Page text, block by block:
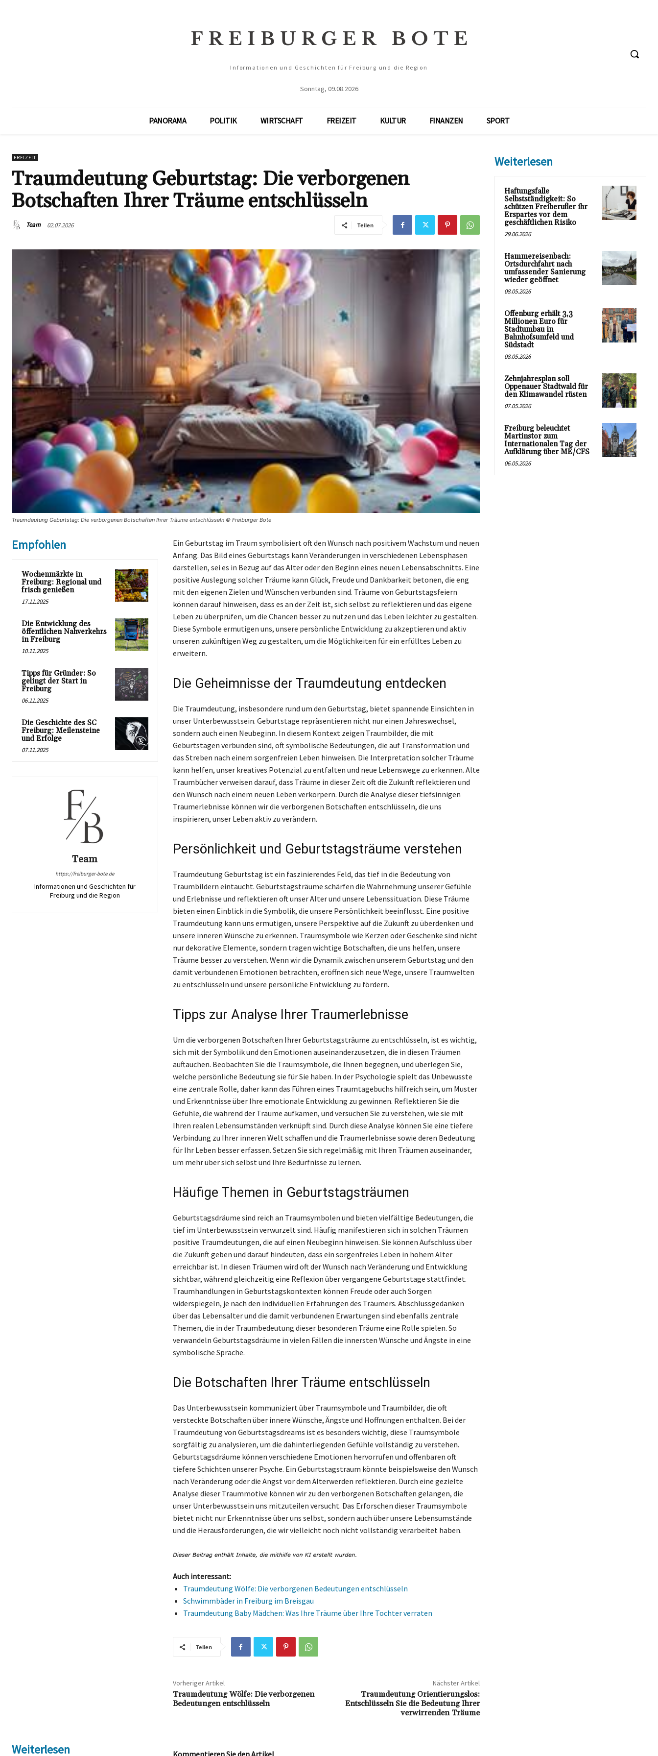
Informationen und Geschichten für Freiburg und die Region
Sonntag, 09.08.2026
PANORAMA POLITIK WIRTSCHAFT FREIZEIT KULTUR FINANZEN SPORT
FREIZEIT
Traumdeutung Geburtstag: Die verborgenen
Botschaften Ihrer Träume entschlüsseln
Team 02.07.2026 Teilen
Traumdeutung Geburtstag: Die verborgenen Botschaften Ihrer Träume entschlüsseln © Freiburger Bote
Empfohlen
Wochenmärkte in
Freiburg: Regional und
frisch genießen
17.11.2025
Die Entwicklung des
öffentlichen Nahverkehrs
in Freiburg
10.11.2025
Tipps für Gründer: So
gelingt der Start in
Freiburg
06.11.2025
Die Geschichte des SC
Freiburg: Meilensteine
und Erfolge
07.11.2025
Team
https://freiburger-bote.de
Informationen und Geschichten für
Freiburg und die Region
Ein Geburtstag im Traum symbolisiert oft den Wunsch nach positivem Wachstum und neuen
Anfang. Das Bild eines Geburtstags kann Veränderungen in verschiedenen Lebensphasen
darstellen, sei es in Bezug auf das Alter oder den Beginn eines neuen Lebensabschnitts. Eine
positive Auslegung solcher Träume kann Glück, Freude und Dankbarkeit betonen, die eng
mit den eigenen Zielen und Wünschen verbunden sind. Träume von Geburtstagsfeiern
können darauf hinweisen, dass es an der Zeit ist, sich selbst zu reflektieren und das eigene
Leben zu überprüfen, um die Chancen besser zu nutzen und das Leben leichter zu gestalten.
Diese Symbole ermutigen uns, unsere persönliche Entwicklung zu akzeptieren und aktiv
unseren zukünftigen Weg zu gestalten, um die Möglichkeiten für ein erfülltes Leben zu
erweitern.
Die Geheimnisse der Traumdeutung entdecken
Die Traumdeutung, insbesondere rund um den Geburtstag, bietet spannende Einsichten in
unser Unterbewusstsein. Geburtstage repräsentieren nicht nur einen Jahreswechsel,
sondern auch einen Neubeginn. In diesem Kontext zeigen Traumbilder, die mit
Geburtstagen verbunden sind, oft symbolische Bedeutungen, die auf Transformation und
das Streben nach einem sorgenfreien Leben hinweisen. Die Interpretation solcher Träume
kann helfen, unser kreatives Potenzial zu entfalten und neue Lebenswege zu erkennen. Alte
Traumbücher verweisen darauf, dass Träume in dieser Zeit oft die Zukunft reflektieren und
den Wunsch nach einem neuen Leben verkörpern. Durch die Analyse dieser tiefsinnigen
Traumerlebnisse können wir die verborgenen Botschaften entschlüsseln, die uns
inspirieren, unser Leben aktiv zu verändern.
Persönlichkeit und Geburtstagsträume verstehen
Traumdeutung Geburtstag ist ein faszinierendes Feld, das tief in die Bedeutung von
Traumbildern eintaucht. Geburtstagsträume schärfen die Wahrnehmung unserer Gefühle
und Erlebnisse und reflektieren oft unser Alter und unsere Lebenssituation. Diese Träume
bieten einen Einblick in die Symbolik, die unsere Persönlichkeit beeinflusst. Eine positive
Traumdeutung kann uns ermutigen, unsere Perspektive auf die Zukunft zu überdenken und
unsere inneren Wünsche zu erkennen. Traumsymbole wie Kerzen oder Geschenke sind nicht
nur dekorative Elemente, sondern tragen wichtige Botschaften, die uns helfen, unsere
Träume besser zu verstehen. Wenn wir die Dynamik zwischen unserem Geburtstag und den
damit verbundenen Emotionen betrachten, eröffnen sich neue Wege, unsere Traumwelten
zu entschlüsseln und unsere persönliche Entwicklung zu fördern.
Tipps zur Analyse Ihrer Traumerlebnisse
Um die verborgenen Botschaften Ihrer Geburtstagsträume zu entschlüsseln, ist es wichtig,
sich mit der Symbolik und den Emotionen auseinanderzusetzen, die in diesen Träumen
auftauchen. Beobachten Sie die Traumsymbole, die Ihnen begegnen, und überlegen Sie,
welche persönliche Bedeutung sie für Sie haben. In der Psychologie spielt das Unbewusste
eine zentrale Rolle, daher kann das Führen eines Traumtagebuchs hilfreich sein, um Muster
und Erkenntnisse über Ihre emotionale Entwicklung zu gewinnen. Reflektieren Sie die
Gefühle, die während der Träume aufkamen, und versuchen Sie zu verstehen, wie sie mit
Ihren realen Lebensumständen verknüpft sind. Durch diese Analyse können Sie eine tiefere
Verbindung zu Ihrer inneren Welt schaffen und die Traumerlebnisse sowie deren Bedeutung
für Ihr Leben besser erfassen. Setzen Sie sich regelmäßig mit Ihren Träumen auseinander,
um mehr über sich selbst und Ihre Bedürfnisse zu lernen.
Häufige Themen in Geburtstagsträumen
Geburtstagsdräume sind reich an Traumsymbolen und bieten vielfältige Bedeutungen, die
tief im Unterbewusstsein verwurzelt sind. Häufig manifestieren sich in solchen Träumen
positive Traumdeutungen, die auf einen Neubeginn hinweisen. Sie können Aufschluss über
die Zukunft geben und darauf hindeuten, dass ein sorgenfreies Leben in hohem Alter
erreichbar ist. In diesen Träumen wird oft der Wunsch nach Veränderung und Entwicklung
sichtbar, während gleichzeitig eine Reflexion über vergangene Geburtstage stattfindet.
Traumhandlungen in Geburtstagskontexten können Freude oder auch Sorgen
widerspiegeln, je nach den individuellen Erfahrungen des Träumers. Abschlussgedanken
über das Lebensalter und die damit verbundenen Erwartungen sind ebenfalls zentrale
Themen, die in der Traumbedeutung dieser besonderen Träume eine Rolle spielen. So
verwandeln Geburtstagsdräume in vielen Fällen die innersten Wünsche und Ängste in eine
symbolische Sprache.
Die Botschaften Ihrer Träume entschlüsseln
Das Unterbewusstsein kommuniziert über Traumsymbole und Traumbilder, die oft
versteckte Botschaften über innere Wünsche, Ängste und Hoffnungen enthalten. Bei der
Traumdeutung von Geburtstagsdreams ist es besonders wichtig, diese Traumsymbole
sorgfältig zu analysieren, um die dahinterliegenden Gefühle vollständig zu verstehen.
Geburtstagsdräume können verschiedene Emotionen hervorrufen und offenbaren oft
tiefere Schichten unserer Psyche. Ein Geburtstagstraum könnte beispielsweise den Wunsch
nach Veränderung oder die Angst vor dem Älterwerden reflektieren. Durch eine gezielte
Analyse dieser Traummotive können wir zu den verborgenen Botschaften gelangen, die
unser Unterbewusstsein uns mitzuteilen versucht. Das Erforschen dieser Traumsymbole
bietet nicht nur Erkenntnisse über uns selbst, sondern auch über unsere Lebensumstände
und die Herausforderungen, die wir vielleicht noch nicht vollständig verarbeitet haben.
Auch interessant:
Traumdeutung Wölfe: Die verborgenen Bedeutungen entschlüsseln
Schwimmbäder in Freiburg im Breisgau
Traumdeutung Baby Mädchen: Was Ihre Träume über Ihre Tochter verraten
Teilen
Vorheriger Artikel
Traumdeutung Wölfe: Die verborgenen
Bedeutungen entschlüsseln
Nächster Artikel
Traumdeutung Orientierungslos:
Entschlüsseln Sie die Bedeutung Ihrer
verwirrenden Träume
Weiterlesen
Weiterlesen
Haftungsfalle
Selbstständigkeit: So
schützen Freiberufler ihr
Erspartes vor dem
geschäftlichen Risiko
29.06.2026
Hammereisenbach:
Ortsdurchfahrt nach
umfassender Sanierung
wieder geöffnet
08.05.2026
Offenburg erhält 3,3
Millionen Euro für
Stadtumbau in
Bahnhofsumfeld und
Südstadt
08.05.2026
Zehnjahresplan soll
Oppenauer Stadtwald für
den Klimawandel rüsten
07.05.2026
Freiburg beleuchtet
Martinstor zum
Internationalen Tag der
Aufklärung über ME/CFS
06.05.2026